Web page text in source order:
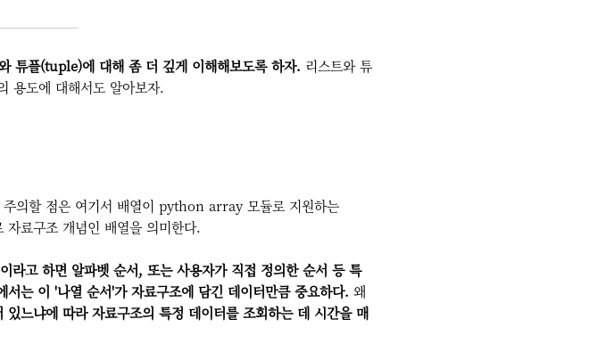
튜플(tuple)에 대해 좀 더 깊게 이해해보도록 하자. 리스트와 튜
용도에 대해서도 알아보자.
주의할 점은 여기서 배열이 python array 모듈로 지원하는
료구조 개념인 배열을 의미한다.
라고 하면 알파벳 순서, 또는 사용자가 직접 정의한 순서 등 특
서는 이 '나열 순서'가 자료구조에 담긴 데이터만큼 중요하다. 왜
있느냐에 따라 자료구조의 특정 데이터를 조회하는 데 시간을 매